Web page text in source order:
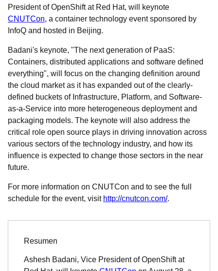
President of OpenShift at Red Hat, will keynote
CNUTCon, a container technology event sponsored by
InfoQ and hosted in Beijing.
Badani's keynote, "The next generation of PaaS:
Containers, distributed applications and software defined
everything", will focus on the changing definition around
the cloud market as it has expanded out of the clearly-
defined buckets of Infrastructure, Platform, and Software-
as-a-Service into more heterogeneous deployment and
packaging models. The keynote will also address the
critical role open source plays in driving innovation across
various sectors of the technology industry, and how its
influence is expected to change those sectors in the near
future.
For more information on CNUTCon and to see the full
schedule for the event, visit http://cnutcon.com/.
Resumen
Ashesh Badani, Vice President of OpenShift at